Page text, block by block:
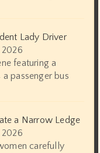
Lady Driver
2026
featuring a
passenger bus
a Narrow Ledge
2026
carefully